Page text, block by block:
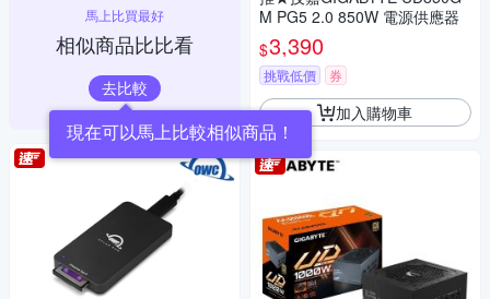
馬上比買最好
相似商品比比看
去比較
現在可以馬上比較相似商品！
M PG5 2.0 850W 電源供應器
$3,390
挑戰低價 券
加入購物車